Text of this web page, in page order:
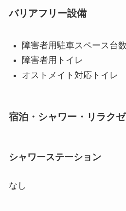
バリアフリー設備
障害者用駐車スペース台
障害者用トイレ
オストメイト対応トイレ
宿泊・シャワー・リラク
シャワーステーション
なし